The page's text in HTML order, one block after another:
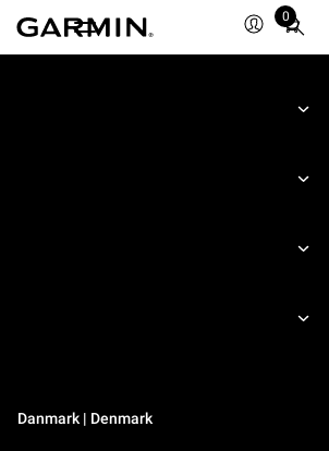
0
Total
items
cart:
Danmark | Denmark